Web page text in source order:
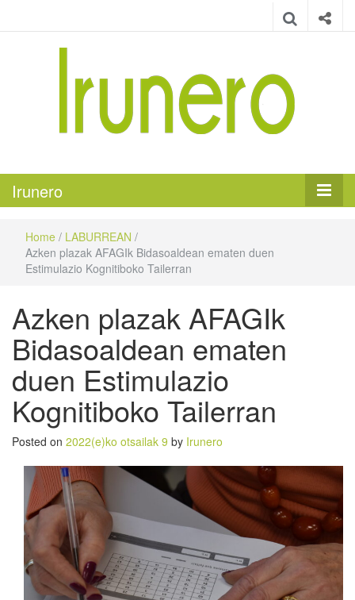
Irunero
Home / LABURREAN /
Azken plazak AFAGIk Bidasoaldean ematen duen
Estimulazio Kognitiboko Tailerran
Azken plazak AFAGIk
Bidasoaldean ematen
duen Estimulazio
Kognitiboko Tailerran
Posted on 2022(e)ko otsailak 9 by Irunero